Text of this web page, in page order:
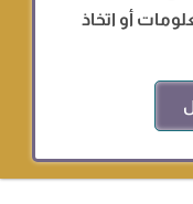
أو اتخاذ